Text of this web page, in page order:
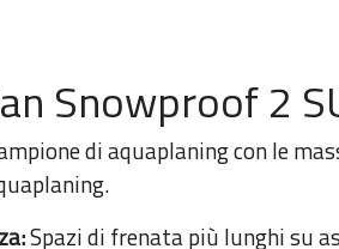
Snowproof 2
di aquaplaning con le
Spazi di frenata più lunghi su